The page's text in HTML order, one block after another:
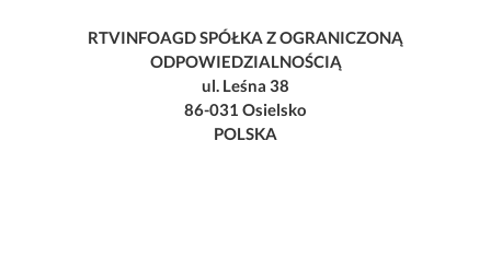
RTVINFOAGD SPÓŁKA Z OGRANICZONĄ
ODPOWIEDZIALNOŚCIĄ
ul. Leśna 38
86-031 Osielsko
POLSKA